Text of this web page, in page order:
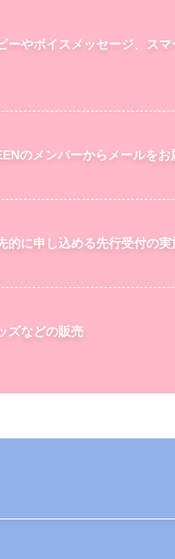
ーやボイスメッセージ、ス
のメンバーからメールをお
的に申し込める先行受付の実
ズなどの販売